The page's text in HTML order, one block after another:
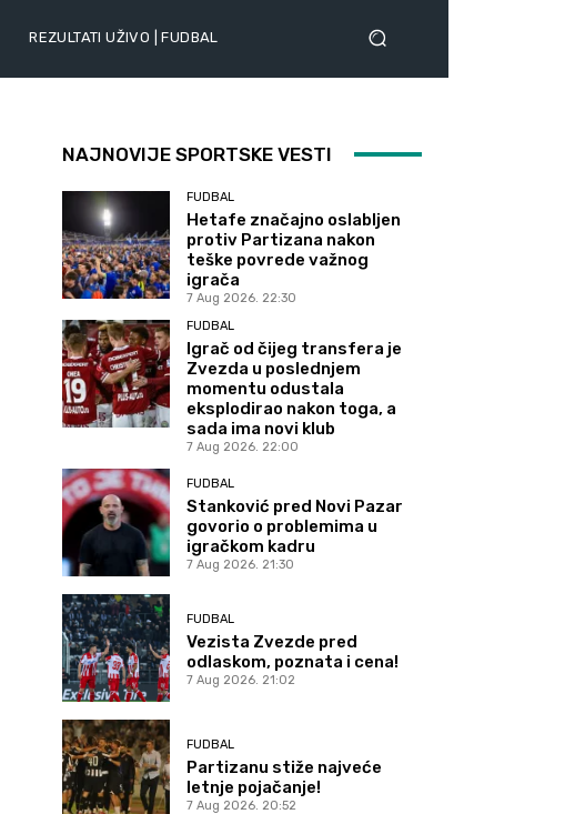
REZULTATI UŽIVO | FUDBAL
NAJNOVIJE SPORTSKE VESTI
FUDBAL
Hetafe značajno oslabljen
protiv Partizana nakon
teške povrede važnog
igrača
7 Aug 2026. 22:30
FUDBAL
Igrač od čijeg transfera je
Zvezda u poslednjem
momentu odustala
eksplodirao nakon toga, a
sada ima novi klub
7 Aug 2026. 22:00
FUDBAL
Stanković pred Novi Pazar
govorio o problemima u
igračkom kadru
7 Aug 2026. 21:30
FUDBAL
Vezista Zvezde pred
odlaskom, poznata i cena!
7 Aug 2026. 21:02
FUDBAL
Partizanu stiže najveće
letnje pojačanje!
7 Aug 2026. 20:52